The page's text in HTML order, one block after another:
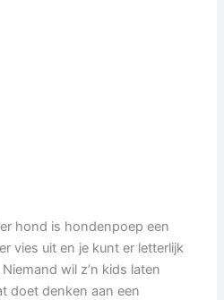
hond is hondenpoep een
vies uit en je kunt er letterlijk
wil z’n kids laten
doet denken aan een